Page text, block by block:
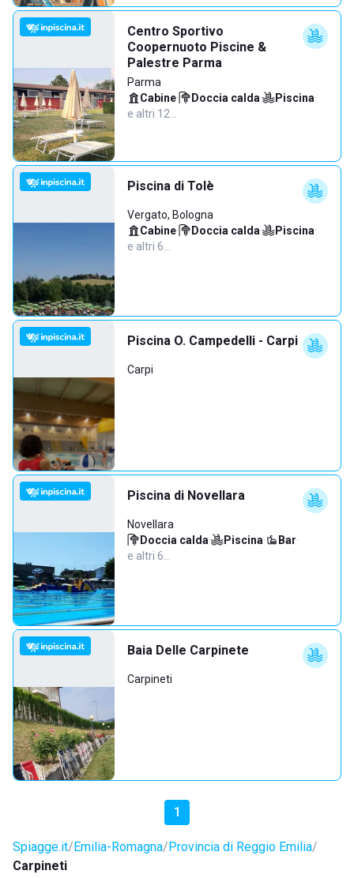
Centro Sportivo
Coopernuoto Piscine &
Palestre Parma
Parma
Cabine· Doccia calda· Piscina·
e altri 12…
Piscina di Tolè
Vergato, Bologna
Cabine· Doccia calda· Piscina·
e altri 6…
Piscina O. Campedelli - Carpi
Carpi
Piscina di Novellara
Novellara
Doccia calda· Piscina· Bar·
e altri 6…
Baia Delle Carpinete
Carpineti
1
Spiagge.it Emilia-Romagna Provincia di Reggio Emilia
Carpineti